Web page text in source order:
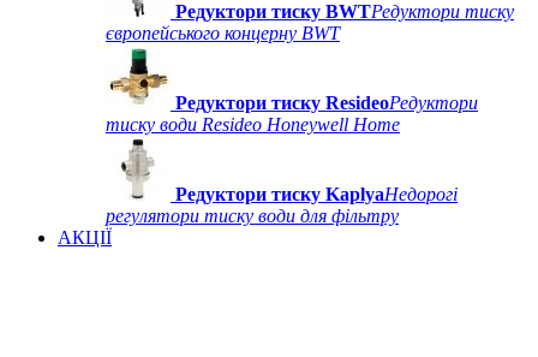
Редуктори тиску BWTРедуктори тиску
європейського концерну BWT
Редуктори тиску ResideoРедуктори
тиску води Resideo Honeywell Home
Редуктори тиску KaplyaНедорогі
регулятори тиску води для фільтру
АКЦІЇ